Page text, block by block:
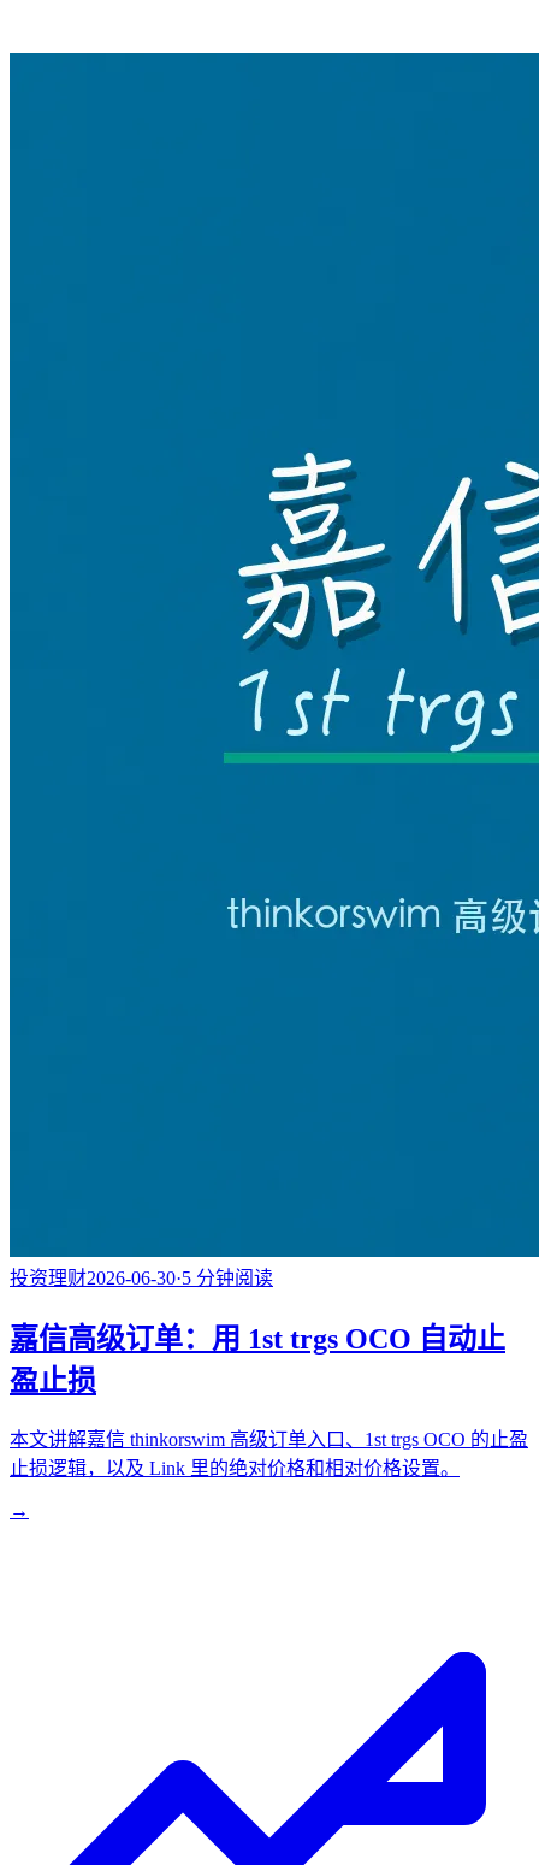
投资理财2026-06-30·5 分钟阅读
嘉信高级订单：用 1st trgs OCO 自动止
盈止损
本文讲解嘉信 thinkorswim 高级订单入口、1st trgs OCO 的止盈
止损逻辑，以及 Link 里的绝对价格和相对价格设置。
→